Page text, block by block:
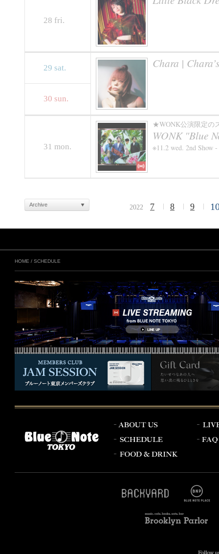
28 fri.
29 sat. Chara |
30 sun.
31 mon.
★WONK公演限定の
WONK "Blue
※11.2 wed. 2nd Show
2022 7 8 9
Archive
HOME / SCHEDULE